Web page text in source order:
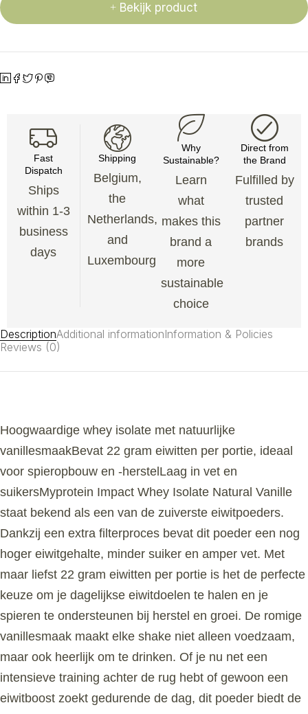
Bekijk product
Fast
Dispatch
Ships
within 1-3
business
days
Shipping
Belgium,
the
Netherlands,
and
Luxembourg
Why
Sustainable?
Learn
what
makes this
brand a
more
sustainable
choice
Direct from
the Brand
Fulfilled by
trusted
partner
brands
DescriptionAdditional informationInformation & Policies
Reviews (0)
Hoogwaardige whey isolate met natuurlijke
vanillesmaakBevat 22 gram eiwitten per portie, ideaal
voor spieropbouw en -herstelLaag in vet en
suikersMyprotein Impact Whey Isolate Natural Vanille
staat bekend als een van de zuiverste eiwitpoeders.
Dankzij een extra filterproces bevat dit poeder een nog
hoger eiwitgehalte, minder suiker en amper vet. Met
maar liefst 22 gram eiwitten per portie is het de perfecte
keuze om je dagelijkse eiwitdoelen te halen en je
spieren te ondersteunen bij herstel en groei. De romige
vanillesmaak maakt elke shake niet alleen voedzaam,
maar ook heerlijk om te drinken. Of je nu net een
intensieve training achter de rug hebt of gewoon een
eiwitboost zoekt gedurende de dag, dit poeder biedt de